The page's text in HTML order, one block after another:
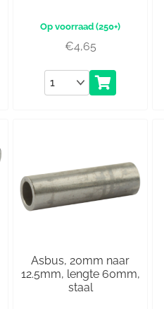
(250+)
€4,65
Aantal
Asbus, 20mm naar
12.5mm, lengte 60mm,
staal